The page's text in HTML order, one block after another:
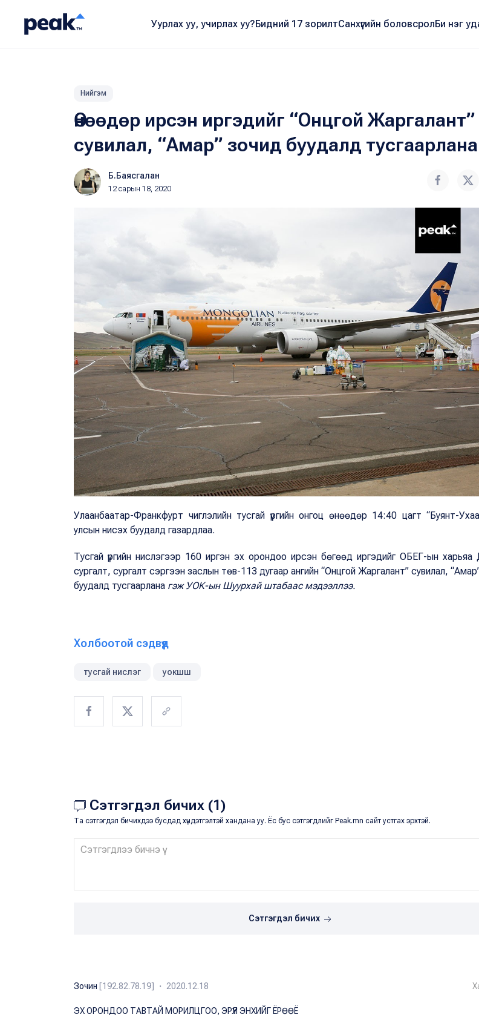
Уурлах уу, учирлах уу?Бидний 17 зорилтСанхүүгийн боловсролБи нэг
Нийгэм
Өнөөдөр ирсэн иргэдийг “Онцгой Жаргалант”
сувилал, “Амар” зочид буудалд тусгаарлана
Б.Баясгалан
12 сарын 18, 2020
Улаанбаатар-Франкфурт чиглэлийн тусгай үүргийн онгоц өнөөдөр 14:40 цагт “Буянт-
улсын нисэх буудалд газардлаа.
Тусгай үүргийн нислэгээр 160 иргэн эх орондоо ирсэн бөгөөд иргэдийг ОБЕГ-ын харьяа
сургалт, сургалт сэргээн заслын төв-113 дугаар ангийн “Онцгой Жаргалант” сувилал,
буудалд тусгаарлана гэж УОК-ын Шуурхай штабаас мэдээллээ.
Холбоотой сэдвүүд
тусгай нислэг уокшш
Сэтгэгдэл бичих (1)
Та сэтгэгдэл бичихдээ бусдад хүндэтгэлтэй хандана уу. Ёс бус сэтгэгдлийг Peak.mn сайт устгах эрхтэй.
Сэтгэгдэл бичих
Зочин [192.82.78.19] ・ 2020.12.18
ЭХ ОРОНДОО ТАВТАЙ МОРИЛЦГОО, ЭРҮҮЛ ЭНХИЙГ ЁРӨӨЁ